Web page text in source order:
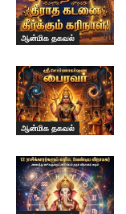
ஆன்மிக தகவல்
ஆன்மிக தகவல்